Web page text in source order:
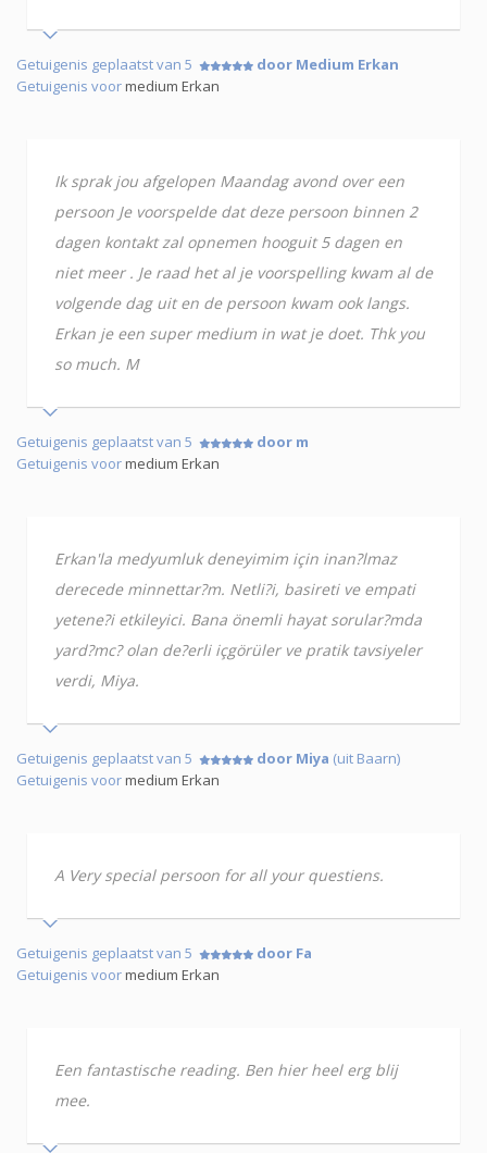
Getuigenis geplaatst van 5
door Medium Erkan
Getuigenis voormedium Erkan
Ik sprak jou afgelopen Maandag avond over een
persoon Je voorspelde dat deze persoon binnen 2
dagen kontakt zal opnemen hooguit 5 dagen en
niet meer . Je raad het al je voorspelling kwam al de
volgende dag uit en de persoon kwam ook langs.
Erkan je een super medium in wat je doet. Thk you
so much. M
Getuigenis geplaatst van 5
door m
Getuigenis voormedium Erkan
Erkan'la medyumluk deneyimim için inan?lmaz
derecede minnettar?m. Netli?i, basireti ve empati
yetene?i etkileyici. Bana önemli hayat sorular?mda
yard?mc? olan de?erli içgörüler ve pratik tavsiyeler
verdi, Miya.
Getuigenis geplaatst van 5 door Miya (uit Baarn)
Getuigenis voormedium Erkan
A Very special persoon for all your questiens.
Getuigenis geplaatst van 5
door Fa
Getuigenis voormedium Erkan
Een fantastische reading. Ben hier heel erg blij
mee.